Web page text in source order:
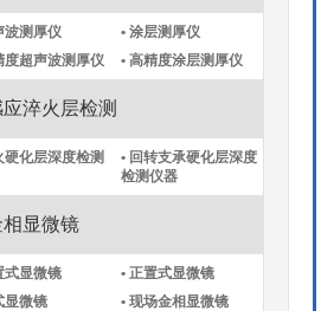
波测厚仪
• 涂层测厚仪
度超声波测厚仪
• 高精度涂层测厚仪​
淬火层检测
硬化层深度检测
• 回转支承硬化层深度
检测仪器
相显微镜
式显微镜
• 正置式显微镜
显微镜
• 现场金相显微镜